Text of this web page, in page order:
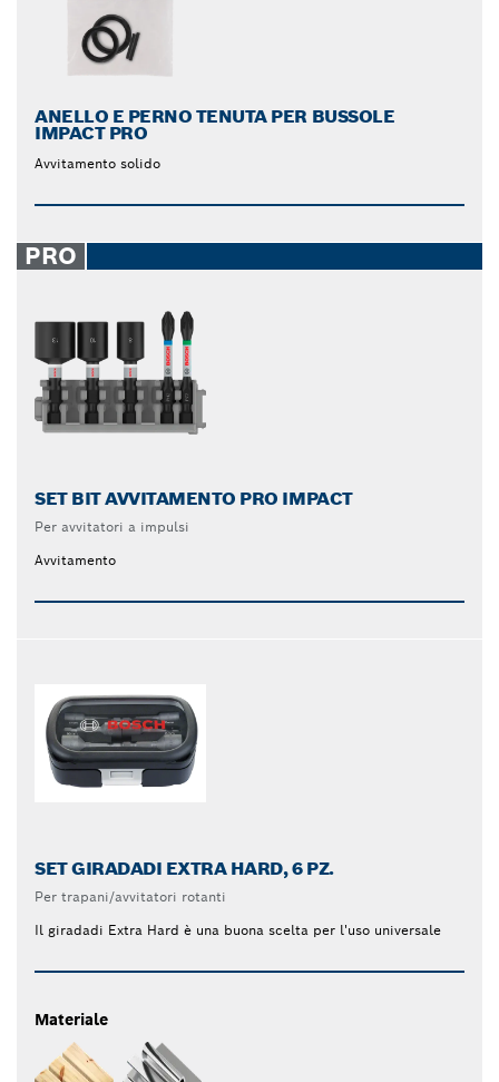
ANELLO E PERNO TENUTA PER BUSSOLE
IMPACT PRO
Avvitamento solido
PRO
SET BIT AVVITAMENTO PRO IMPACT
Per avvitatori a impulsi
Avvitamento
SET GIRADADI EXTRA HARD, 6 PZ.
Per trapani/avvitatori rotanti
Il giradadi Extra Hard è una buona scelta per l'uso universale
Materiale